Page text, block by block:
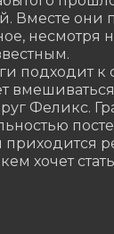
Вместе они
несмотря
подходит к
Феликс.
приходится
хочет